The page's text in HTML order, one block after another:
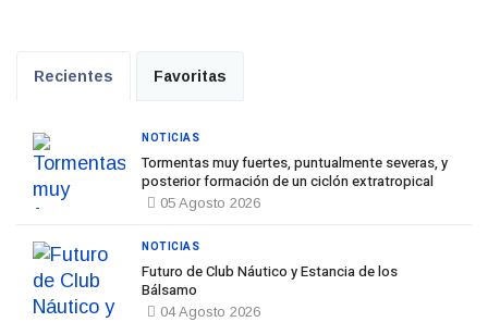
Recientes Favoritas
Tormentas muy fuertes, puntualmente severas, y
posterior formación de un ciclón extratropical
05 Agosto 2026
NOTICIAS
Futuro de Club Náutico y Estancia de los
Bálsamo
04 Agosto 2026
NOTICIAS